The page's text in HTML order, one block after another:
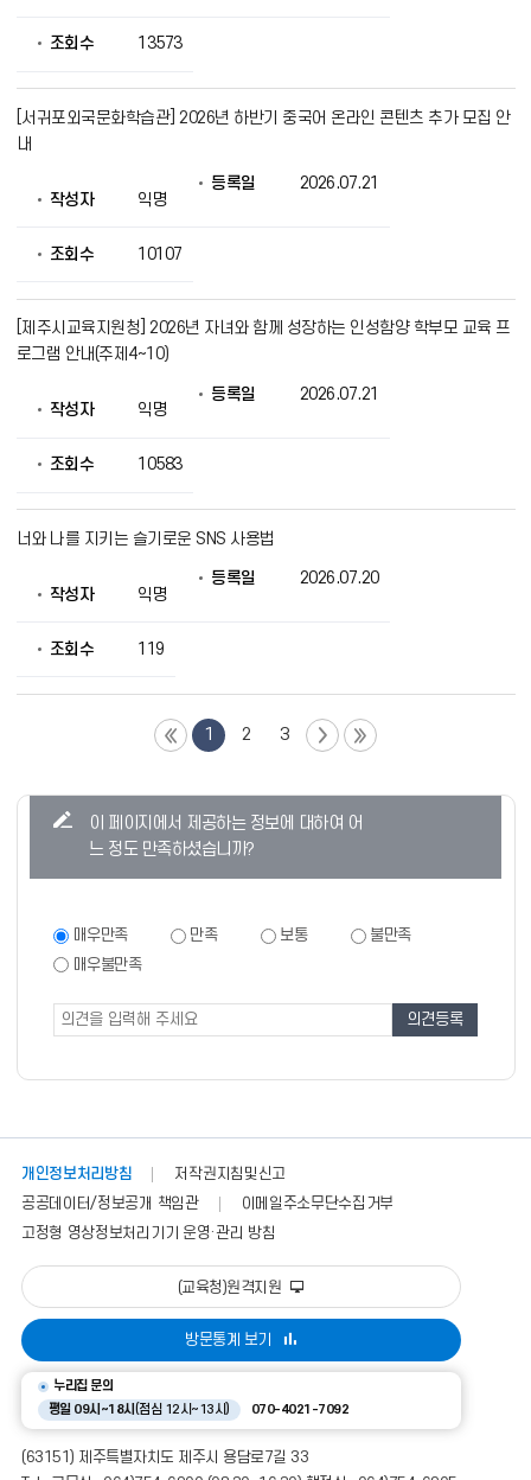
조회수 13573
[서귀포외국문화학습관] 2026년 하반기 중국어 온라인 콘텐츠 추가 모집 안
내
작성자 익명
등록일 2026.07.21
조회수 10107
[제주시교육지원청] 2026년 자녀와 함께 성장하는 인성함양 학부모 교육 프
로그램 안내(주제4~10)
작성자 익명
등록일 2026.07.21
조회수 10583
너와 나를 지키는 슬기로운 SNS 사용법
작성자 익명
등록일 2026.07.20
조회수 119
1 2 3
이 페이지에서 제공하는 정보에 대하여 어
느 정도 만족하셨습니까?
만
족
조
사
매우만족 만족 보통
불만족
매우불만족
개인정보처리방침
저작권지침및신고
공공데이터/정보공개 책임관
이메일주소무단수집거부
고정형 영상정보처리기기 운영·관리 방침
(교육청)원격지원
방문통계 보기
누리집 문의
평일 09시~18시 (점심 12시~13시) 070-4021-7092
(63151) 제주특별자치도 제주시 용담로7길 33